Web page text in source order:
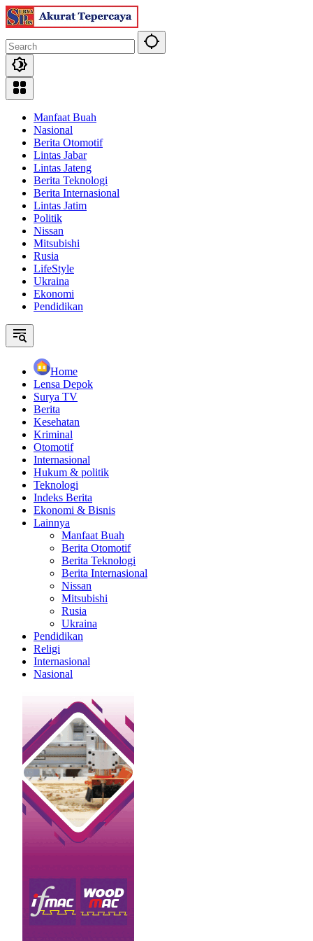
Skip
to
Manfaat Buah
Nasional
Berita Otomotif
Lintas Jabar
Lintas Jateng
Berita Teknologi
Berita Internasional
Lintas Jatim
Politik
Nissan
Mitsubishi
Rusia
LifeStyle
Ukraina
Ekonomi
Pendidikan
Home
Lensa Depok
Surya TV
Berita
Kesehatan
Kriminal
Otomotif
Internasional
Hukum & politik
Teknologi
Indeks Berita
Ekonomi & Bisnis
Lainnya
Manfaat Buah
Berita Otomotif
Berita Teknologi
Berita Internasional
Nissan
Mitsubishi
Rusia
Ukraina
Pendidikan
Religi
Internasional
Nasional